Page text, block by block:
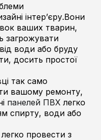
інтер’єру.Вони
ваших тварин,
загрожувати
води або бруду
досить простої
так само
вашому ремонту,
панелей ПВХ легко
спирту, води або
легко провести з